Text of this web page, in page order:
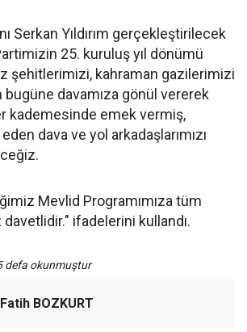
Serkan Yıldırım gerçekleştirilecek
25. kuruluş yıl dönümü
şehitlerimizi, kahraman gazilerimizi
davamıza gönül vererek
kademesinde emek vermiş,
dava ve yol arkadaşlarımızı
Mevlid Programımıza tüm
ifadelerini kullandı.
defa okunmuştur
BOZKURT